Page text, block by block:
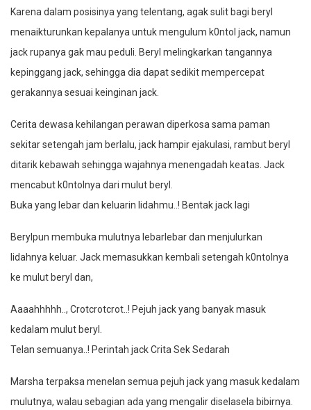
Karena dalam posisinya yang telentang, agak sulit bagi beryl
menaikturunkan kepalanya untuk mengulum k0ntol jack, namun
jack rupanya gak mau peduli. Beryl melingkarkan tangannya
kepinggang jack, sehingga dia dapat sedikit mempercepat
gerakannya sesuai keinginan jack.
Cerita dewasa kehilangan perawan diperkosa sama paman
sekitar setengah jam berlalu, jack hampir ejakulasi, rambut beryl
ditarik kebawah sehingga wajahnya menengadah keatas. Jack
mencabut k0ntolnya dari mulut beryl.
Buka yang lebar dan keluarin lidahmu..! Bentak jack lagi
Berylpun membuka mulutnya lebarlebar dan menjulurkan
lidahnya keluar. Jack memasukkan kembali setengah k0ntolnya
ke mulut beryl dan,
Aaaahhhhh.., Crotcrotcrot..! Pejuh jack yang banyak masuk
kedalam mulut beryl.
Telan semuanya..! Perintah jack Crita Sek Sedarah
Marsha terpaksa menelan semua pejuh jack yang masuk kedalam
mulutnya, walau sebagian ada yang mengalir diselasela bibirnya.